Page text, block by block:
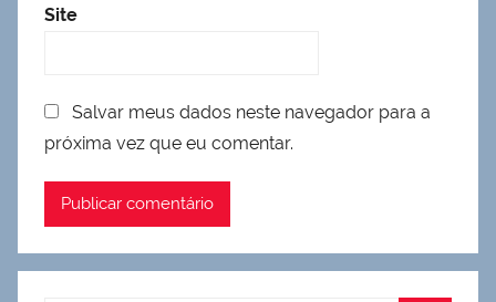
Site
Salvar meus dados neste navegador para a
próxima vez que eu comentar.